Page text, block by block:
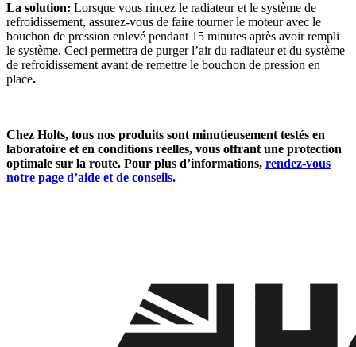
La solution: Lorsque vous rincez le radiateur et le système de
refroidissement, assurez-vous de faire tourner le moteur avec le
bouchon de pression enlevé pendant 15 minutes après avoir rempli
le système. Ceci permettra de purger l’air du radiateur et du système
de refroidissement avant de remettre le bouchon de pression en
place.
Chez Holts, tous nos produits sont minutieusement testés en
laboratoire et en conditions réelles, vous offrant une protection
optimale sur la route. Pour plus d’informations, rendez-vous
notre page d’aide et de conseils.